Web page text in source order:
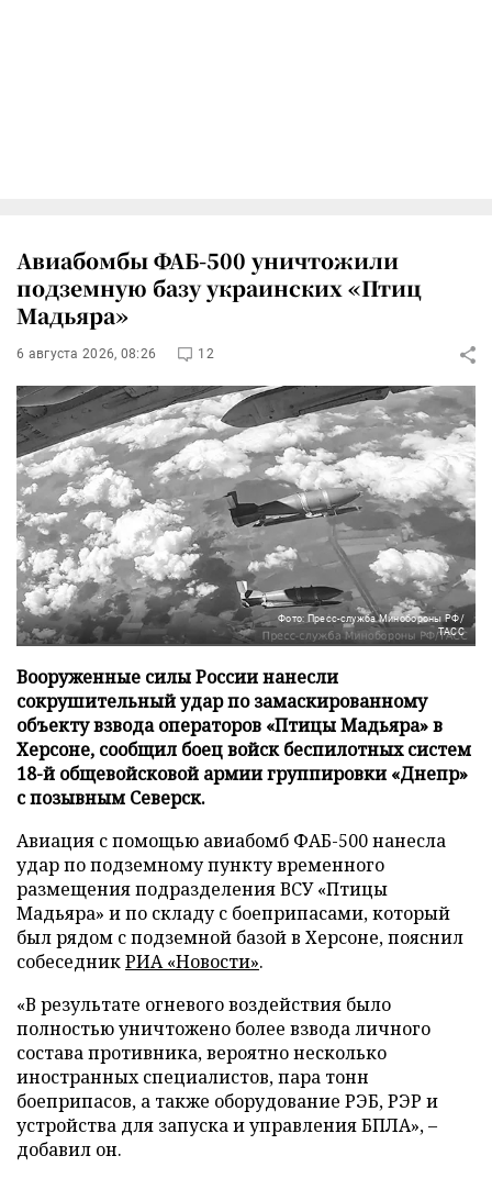
Авиабомбы ФАБ-500 уничтожили
подземную базу украинских «Птиц
Мадьяра»
6 августа 2026, 08:26 12
Фото: Пресс-служба Минобороны РФ/
ТАСС
Вооруженные силы России нанесли
сокрушительный удар по замаскированному
объекту взвода операторов «Птицы Мадьяра» в
Херсоне, сообщил боец войск беспилотных систем
18-й общевойсковой армии группировки «Днепр»
с позывным Северск.
Авиация с помощью авиабомб ФАБ-500 нанесла
удар по подземному пункту временного
размещения подразделения ВСУ «Птицы
Мадьяра» и по складу с боеприпасами, который
был рядом с подземной базой в Херсоне, пояснил
собеседникРИА «Новости».
«В результате огневого воздействия было
полностью уничтожено более взвода личного
состава противника, вероятно несколько
иностранных специалистов, пара тонн
боеприпасов, а также оборудование РЭБ, РЭР и
устройства для запуска и управления БПЛА», –
добавил он.